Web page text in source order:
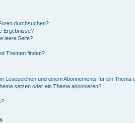
durchsuchen?
Ergebnisse?
leere Seite?
Themen finden?
Lesezeichen und einem Abonnements für ein Thema
setzen oder ein Thema abonnieren?